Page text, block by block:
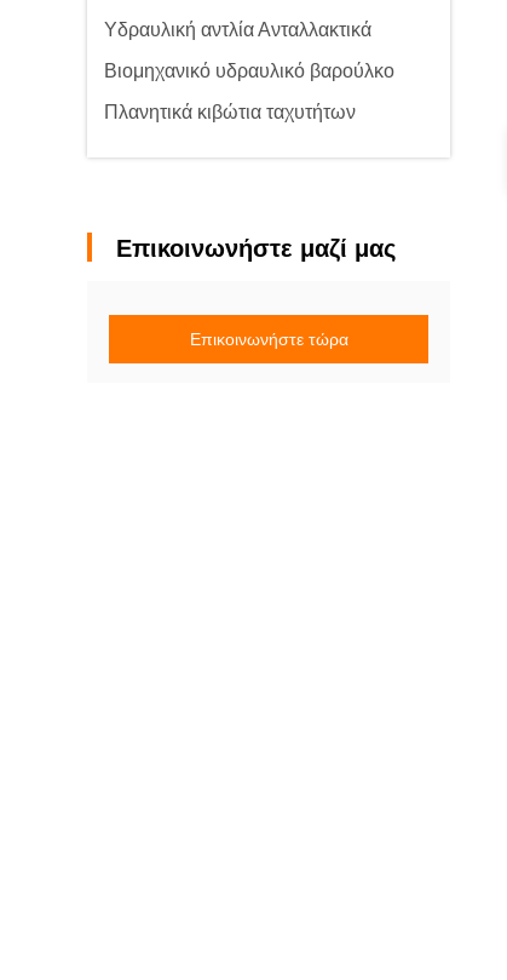
Υδραυλική αντλία Ανταλλακτικά
Βιομηχανικό υδραυλικό βαρούλκο
Πλανητικά κιβώτια ταχυτήτων
Επικοινωνήστε μαζί μας
Επικοινωνήστε τώρα